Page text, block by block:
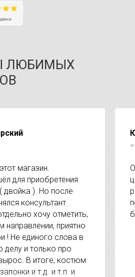
ЛЮБИМЫХ
магазин.
для приобретения
двойка ). Но после
консультант
хочу отметить,
направлении, приятно
! Не единого слова в
делу и только про
В итоге, костюм
и т.д. и т.п. и